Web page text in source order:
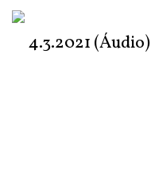
4.3.2021 (Áudio)